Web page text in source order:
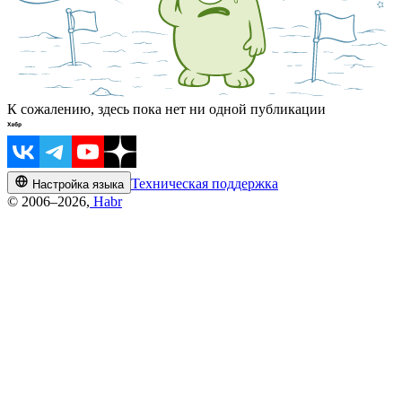
К сожалению, здесь пока нет ни одной публикации
Настройка языка Техническая поддержка
© 2006–2026, Habr